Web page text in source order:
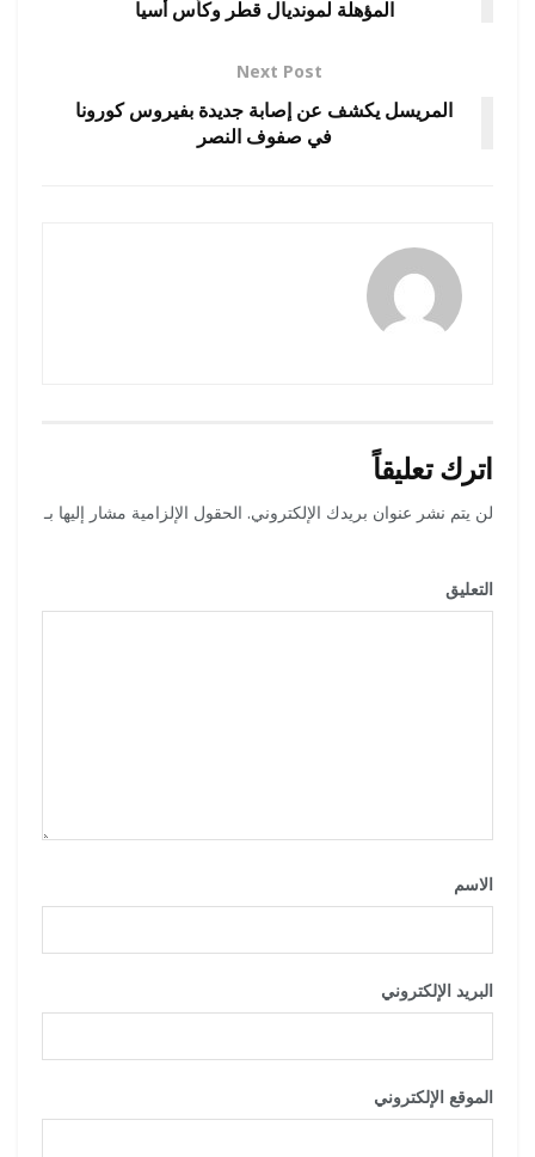
المؤهلة لمونديال قطر وكأس أسيا
Next Post
المريسل يكشف عن إصابة جديدة بفيروس كورونا
في صفوف النصر
اترك تعليقاً
لن يتم نشر عنوان بريدك الإلكتروني. الحقول الإلزامية مشار إليها بـ
التعليق
الاسم
البريد الإلكتروني
الموقع الإلكتروني